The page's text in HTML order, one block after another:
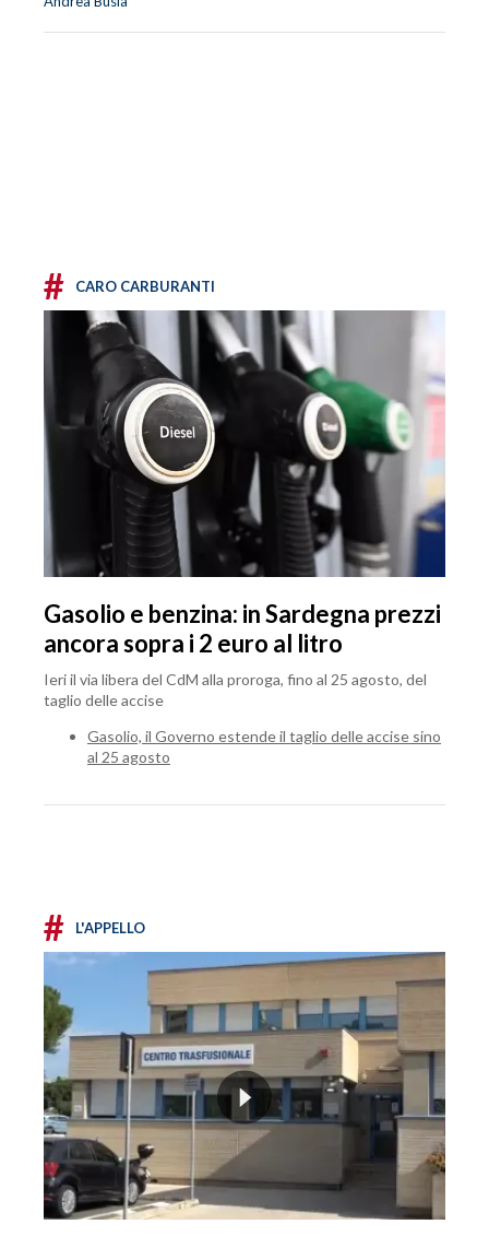
# CARO CARBURANTI
Gasolio e benzina: in Sardegna prezzi
ancora sopra i 2 euro al litro
Ieri il via libera del CdM alla proroga, fino al 25 agosto, del
taglio delle accise
Gasolio, il Governo estende il taglio delle accise sino
al 25 agosto
# L'APPELLO